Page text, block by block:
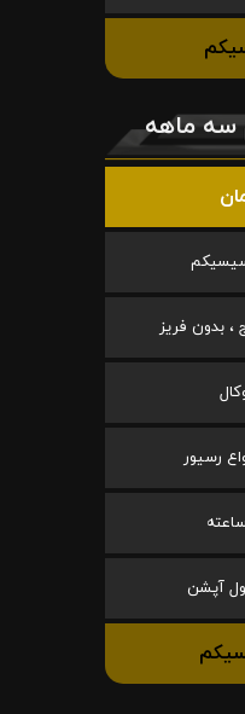
ماهه
بدون فریز
رسیور